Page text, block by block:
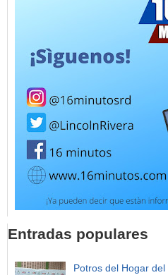
Entradas populares
Potros del Hogar